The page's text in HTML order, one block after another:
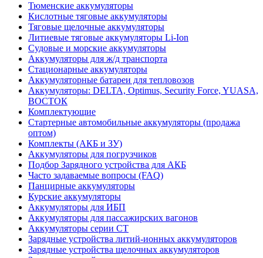
Тюменские аккумуляторы
Кислотные тяговые аккумуляторы
Тяговые щелочные аккумуляторы
Литиевые тяговые аккумуляторы Li-Ion
Судовые и морские аккумуляторы
Аккумуляторы для ж/д транспорта
Стационарные аккумуляторы
Аккумуляторные батареи для тепловозов
Аккумуляторы: DELTA, Optimus, Security Force, YUASA,
ВОСТОК
Комплектующие
Стартерные автомобильные аккумуляторы (продажа
оптом)
Комплекты (АКБ и ЗУ)
Аккумуляторы для погрузчиков
Подбор Зарядного устройства для АКБ
Часто задаваемые вопросы (FAQ)
Панцирные аккумуляторы
Курские аккумуляторы
Аккумуляторы для ИБП
Аккумуляторы для пассажирских вагонов
Аккумуляторы серии СТ
Зарядные устройства литий-ионных аккумуляторов
Зарядные устройства щелочных аккумуляторов